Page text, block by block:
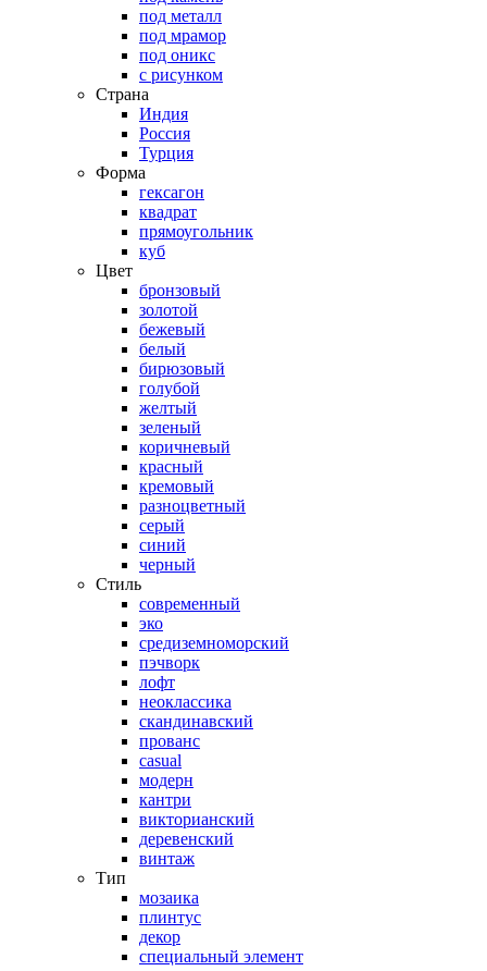
под металл
под мрамор
под оникс
с рисунком
Страна
Индия
Россия
Турция
Форма
гексагон
квадрат
прямоугольник
куб
Цвет
бронзовый
золотой
бежевый
белый
бирюзовый
голубой
желтый
зеленый
коричневый
красный
кремовый
разноцветный
серый
синий
черный
Стиль
современный
эко
средиземноморский
пэчворк
лофт
неоклассика
скандинавский
прованс
casual
модерн
кантри
викторианский
деревенский
винтаж
Тип
мозаика
плинтус
декор
специальный элемент